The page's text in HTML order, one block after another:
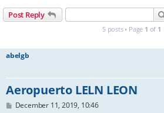
Post Reply
5 posts • Page 1 of 1
abelgb
Aeropuerto LELN LEON
PDecember 11, 2019, 10:46